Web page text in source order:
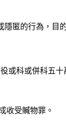
匿的行為，目
或科或併科五
收受贓物罪。